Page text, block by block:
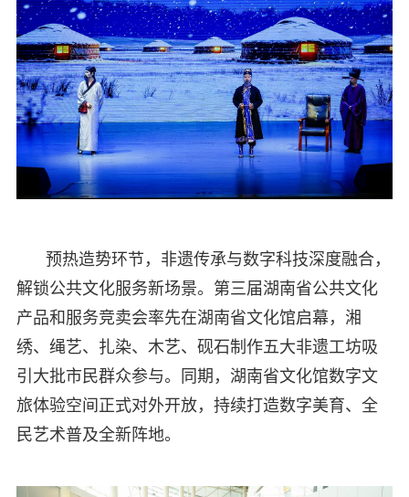
预热造势环节，非遗传承与数字科技深度融合，
解锁公共文化服务新场景。第三届湖南省公共文化
产品和服务竞卖会率先在湖南省文化馆启幕，湘
绣、绳艺、扎染、木艺、砚石制作五大非遗工坊吸
引大批市民群众参与。同期，湖南省文化馆数字文
旅体验空间正式对外开放，持续打造数字美育、全
民艺术普及全新阵地。